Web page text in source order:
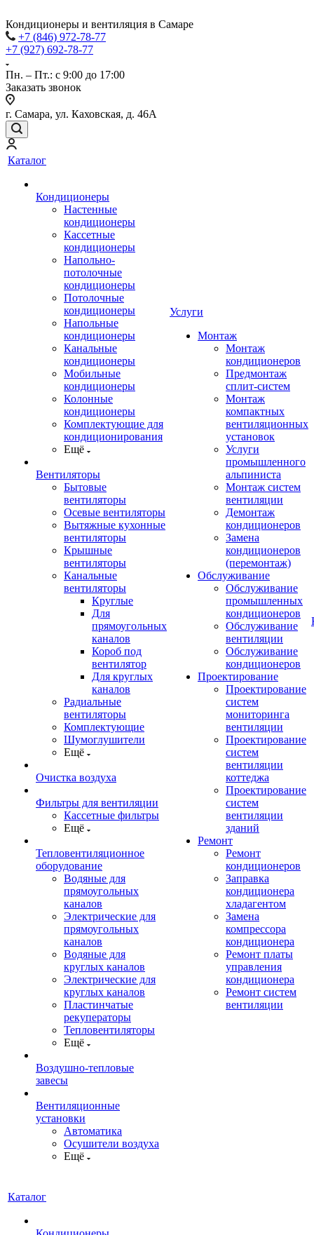
Кондиционеры и вентиляция в Самаре
+7 (846) 972-78-77
+7 (927) 692-78-77
Пн. – Пт.: с 9:00 до 17:00
Заказать звонок
г. Самара, ул. Каховская, д. 46А
Каталог
Кондиционеры
Настенные
кондиционеры
Кассетные
кондиционеры
Напольно-
потолочные
кондиционеры
Потолочные
кондиционеры
Напольные
кондиционеры
Канальные
кондиционеры
Мобильные
кондиционеры
Колонные
кондиционеры
Комплектующие для
кондиционирования
Ещё
Вентиляторы
Бытовые
вентиляторы
Осевые вентиляторы
Вытяжные кухонные
вентиляторы
Крышные
вентиляторы
Канальные
вентиляторы
Круглые
Для
прямоугольных
каналов
Короб под
вентилятор
Для круглых
каналов
Радиальные
вентиляторы
Комплектующие
Шумоглушители
Ещё
Очистка воздуха
Фильтры для вентиляции
Кассетные фильтры
Ещё
Тепловентиляционное
оборудование
Водяные для
прямоугольных
каналов
Электрические для
прямоугольных
каналов
Водяные для
круглых каналов
Электрические для
круглых каналов
Пластинчатые
рекуператоры
Тепловентиляторы
Ещё
Воздушно-тепловые
завесы
Вентиляционные
установки
Автоматика
Осушители воздуха
Ещё
Услуги
Монтаж
Монтаж
кондиционеров
Предмонтаж
сплит-систем
Монтаж
компактных
вентиляционных
установок
Услуги
промышленного
альпиниста
Монтаж систем
вентиляции
Демонтаж
кондиционеров
Замена
кондиционеров
(перемонтаж)
Обслуживание
Обслуживание
промышленных
кондиционеров
Обслуживание
вентиляции
Обслуживание
кондиционеров
Проектирование
Проектирование
систем
мониторинга
вентиляции
Проектирование
систем
вентиляции
коттеджа
Проектирование
систем
вентиляции
зданий
Ремонт
Ремонт
кондиционеров
Заправка
кондиционера
хладагентом
Замена
компрессора
кондиционера
Ремонт платы
управления
кондиционера
Ремонт систем
вентиляции
Каталог